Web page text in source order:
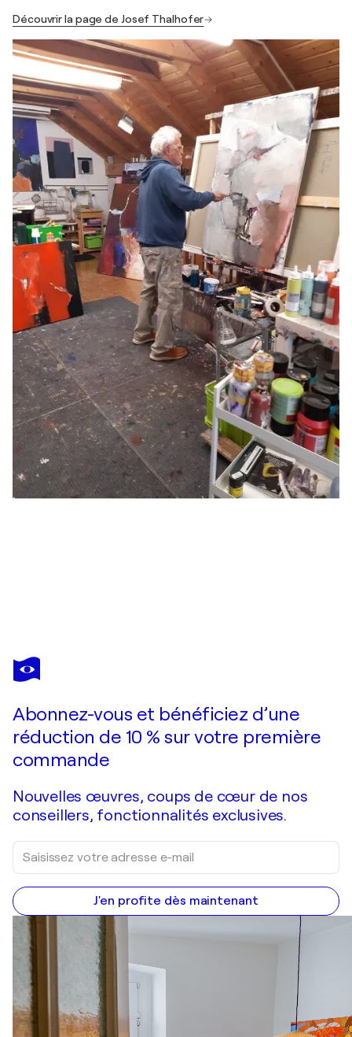
Découvrir la page de Josef Thalhofer
JOSEF THALHOFER
Shadows#2
Abonnez-vous et bénéficiez d’une
réduction de 10 % sur votre première
commande
Nouvelles œuvres, coups de cœur de nos
conseillers, fonctionnalités exclusives.
J'en profite dès maintenant